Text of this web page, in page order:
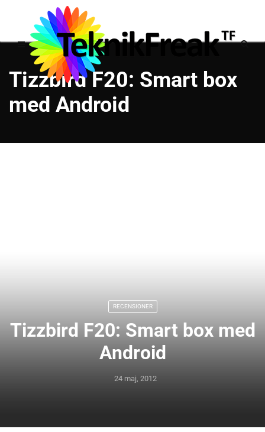
Tizzbird F20: Smart box
med Android
RECENSIONER
Tizzbird F20: Smart box med
Android
24 maj, 2012